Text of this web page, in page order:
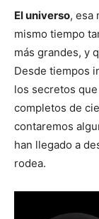
El universo, esa
mismo tiempo
más grandes, y
Desde tiempos
los secretos
completos de
contaremos
han llegado a
rodea.